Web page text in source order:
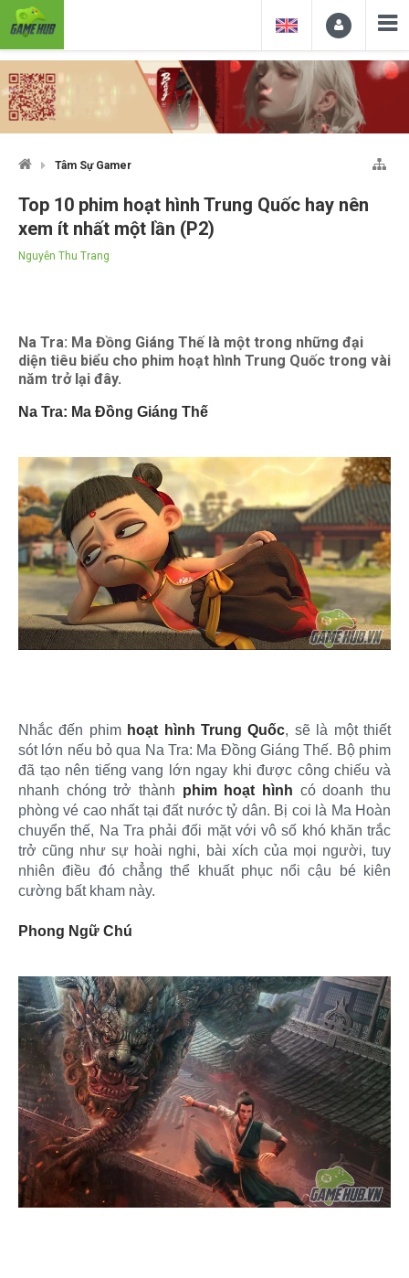
Tâm Sự Gamer
Top 10 phim hoạt hình Trung Quốc hay nên
xem ít nhất một lần (P2)
Nguyễn Thu Trang
Na Tra: Ma Đồng Giáng Thế là một trong những đại
diện tiêu biểu cho phim hoạt hình Trung Quốc trong vài
năm trở lại đây.
Na Tra: Ma Đồng Giáng Thế
Nhắc đến phim hoạt hình Trung Quốc, sẽ là một thiết
sót lớn nếu bỏ qua Na Tra: Ma Đồng Giáng Thế. Bộ phim
đã tạo nên tiếng vang lớn ngay khi được công chiếu và
nhanh chóng trở thành phim hoạt hình có doanh thu
phòng vé cao nhất tại đất nước tỷ dân. Bị coi là Ma Hoàn
chuyển thế, Na Tra phải đối mặt với vô số khó khăn trắc
trở cũng như sự hoài nghi, bài xích của mọi người, tuy
nhiên điều đó chẳng thể khuất phục nổi cậu bé kiên
cường bất kham này.
Phong Ngữ Chú